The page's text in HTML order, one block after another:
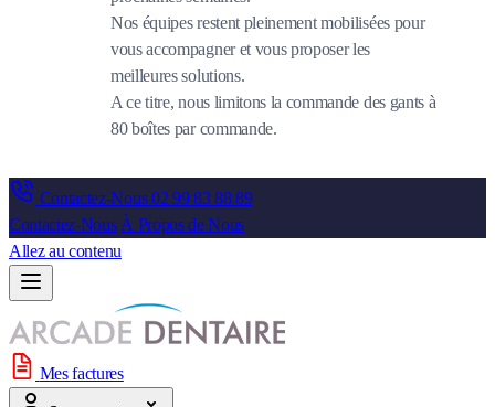
Nos équipes restent pleinement mobilisées pour
vous accompagner et vous proposer les
meilleures solutions.
A ce titre, nous limitons la commande des gants à
80 boîtes par commande.
Contactez-Nous02 99 83 88 89
Contactez-Nous À Propos de Nous
Allez au contenu
Mes factures